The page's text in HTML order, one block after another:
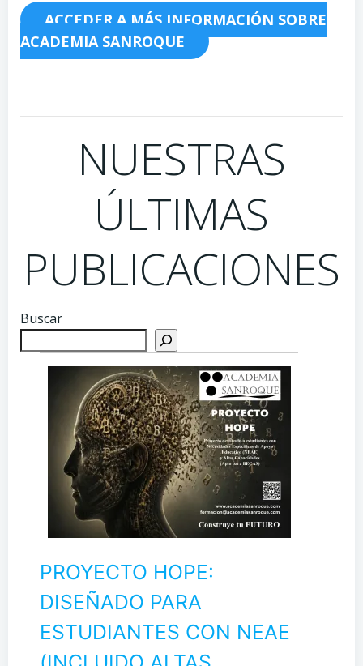
ACCEDER A MÁS INFORMACIÓN SOBRE
ACADEMIA SANROQUE
NUESTRAS
ÚLTIMAS
PUBLICACIONES
Buscar
PROYECTO HOPE:
DISEÑADO PARA
ESTUDIANTES CON NEAE